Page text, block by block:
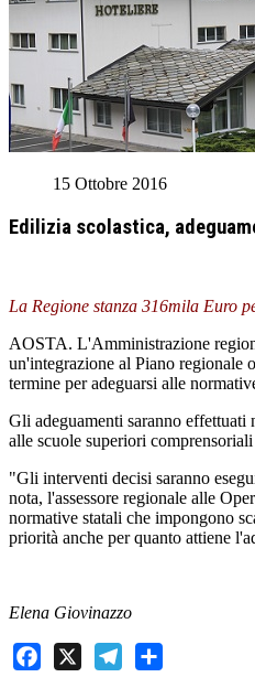
15 Ottobre 2016
Edilizia scolastica,
La Regione stanza 316mila Euro
AOSTA. L'Amministrazione
un'integrazione al Piano regionale
termine per adeguarsi alle
Gli adeguamenti saranno
alle scuole superiori
"Gli interventi decisi saranno
nota, l'assessore regionale alle
normative statali che impongono
priorità anche per quanto attiene
Elena Giovinazzo